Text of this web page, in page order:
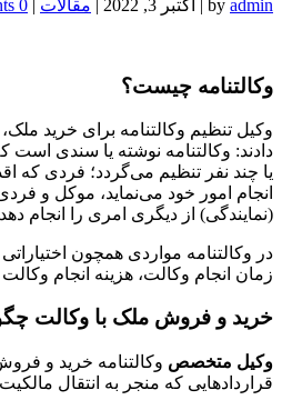
by admin
| اکتبر 3, 2022 | مقالات |
0 comments
وکالتنامه چیست؟
وکیل تنظیم وکالتنامه برای خرید
دادند: وکالتنامه نوشته یا سندی است
یا چند نفر تنظیم می‌گردد؛ فردی که
انجام امور خود می‌نماید، موکل و
(نمایندگی) از دیگری امری را انجام
در وکالتنامه مواردی همچون
زمان انجام وکالت، هزینه انجام
خرید و فروش ملک با وکالت
وکیل متخصص وکالتنامه خرید و
قراردادهایی که منجر به انتقال